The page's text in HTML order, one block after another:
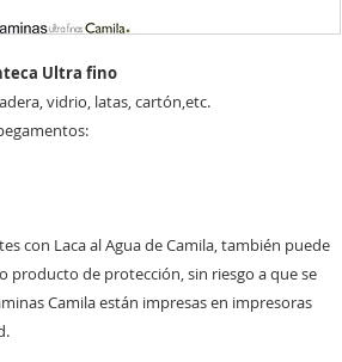
Ultra fino
vidrio, latas, cartón,etc.
con Laca al Agua de Camila, también puede
producto de protección, sin riesgo a que se
Camila están impresas en impresoras